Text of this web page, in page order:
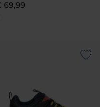
69,99
Add to